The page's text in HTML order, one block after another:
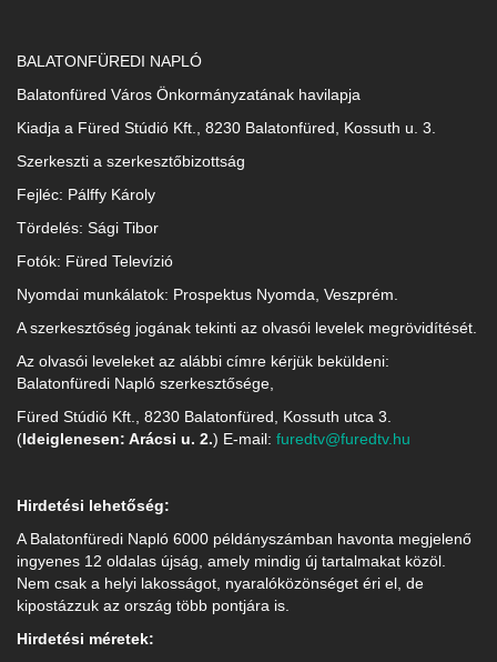
BALATONFÜREDI NAPLÓ
Balatonfüred Város Önkormányzatának havilapja
Kiadja a Füred Stúdió Kft., 8230 Balatonfüred, Kossuth u. 3.
Szerkeszti a szerkesztőbizottság
Fejléc: Pálffy Károly
Tördelés: Sági Tibor
Fotók: Füred Televízió
Nyomdai munkálatok: Prospektus Nyomda, Veszprém.
A szerkesztőség jogának tekinti az olvasói levelek megrövidítését.
Az olvasói leveleket az alábbi címre kérjük beküldeni:
Balatonfüredi Napló szerkesztősége,
Füred Stúdió Kft., 8230 Balatonfüred, Kossuth utca 3.
(Ideiglenesen: Arácsi u. 2.) E-mail: furedtv@furedtv.hu
Hirdetési lehetőség:
A Balatonfüredi Napló 6000 példányszámban havonta megjelenő
ingyenes 12 oldalas újság, amely mindig új tartalmakat közöl.
Nem csak a helyi lakosságot, nyaralóközönséget éri el, de
kipostázzuk az ország több pontjára is.
Hirdetési méretek: